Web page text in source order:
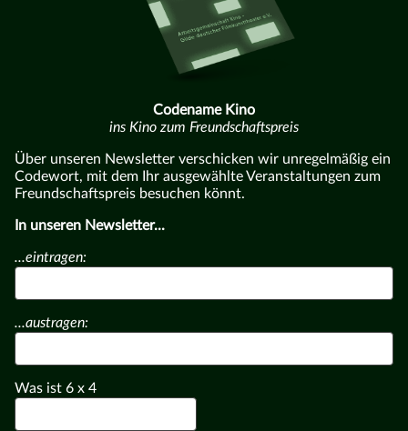
Codename Kino
ins Kino zum Freundschaftspreis
Über unseren Newsletter verschicken wir unregelmäßig ein
Codewort, mit dem Ihr ausgewählte Veranstaltungen zum
Freundschaftspreis besuchen könnt.
In unseren Newsletter...
...eintragen:
...austragen:
Was ist 6 x 4